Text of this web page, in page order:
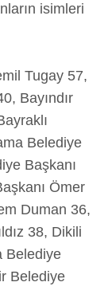
isimleri
Tugay 57,
Bayındır
Belediye
Başkanı
Ömer
Duman 36,
38, Dikili
Belediye
Belediye